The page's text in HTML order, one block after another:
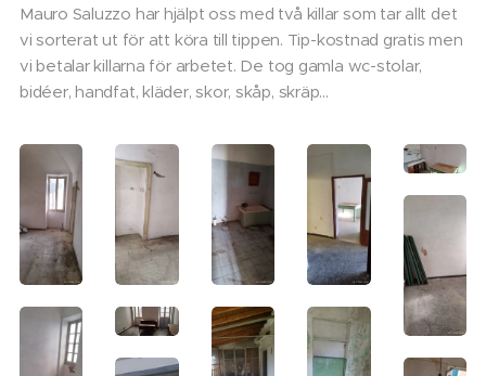
Mauro Saluzzo har hjälpt oss med två killar som tar allt det
vi sorterat ut för att köra till tippen. Tip-kostnad gratis men
vi betalar killarna för arbetet. De tog gamla wc-stolar,
bidéer, handfat, kläder, skor, skåp, skräp...